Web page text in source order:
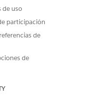
más información acerca de
y los pasos de acceso
móvil personalizable (Beta).
de inicio móvil
a utilizar las funciones de la
de uso
participación
de
de